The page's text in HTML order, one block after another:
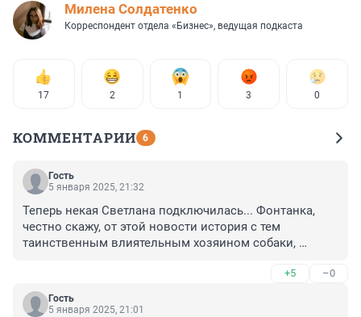
Милена Солдатенко
Корреспондент отдела «Бизнес», ведущая подкаста
17 2 1 3 0
КОММЕНТАРИИ 6
Гость
5 января 2025, 21:32
Теперь некая Светлана подключилась... Фонтанка,
честно скажу, от этой новости история с тем
таинственным влиятельным хозяином собаки,
техникой, стала только еще более подозрительной.
+5 –0
Гость
5 января 2025, 21:01